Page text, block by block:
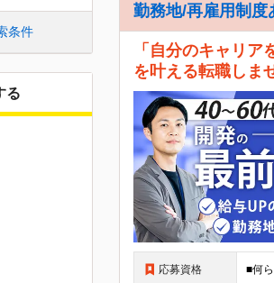
条件
る
勤務地/再雇用制度
「自分のキャリ
を叶える転職しま
応募資格